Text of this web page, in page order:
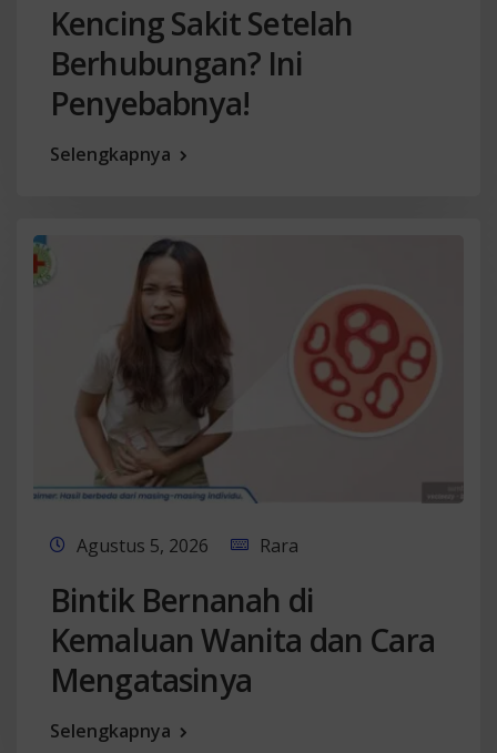
Kencing Sakit Setelah
Berhubungan? Ini
Penyebabnya!
Selengkapnya
Agustus 5, 2026 Rara
Bintik Bernanah di
Kemaluan Wanita dan Cara
Mengatasinya
Selengkapnya